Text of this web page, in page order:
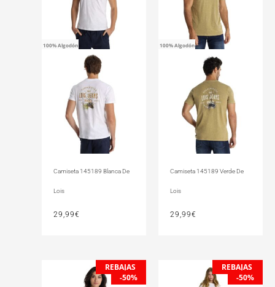
100% Algodón
Camiseta 145189 Blanca De
Lois
29,99€
100% Algodón
Camiseta 145189 Verde De
Lois
29,99€
REBAJAS
-50%
precio
El
precio
REBAJAS
-50%
precio
El
precio